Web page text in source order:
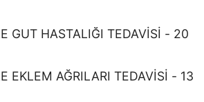
GUT HASTALIĞI TEDAVİSİ - 20
EKLEM AĞRILARI TEDAVİSİ - 13